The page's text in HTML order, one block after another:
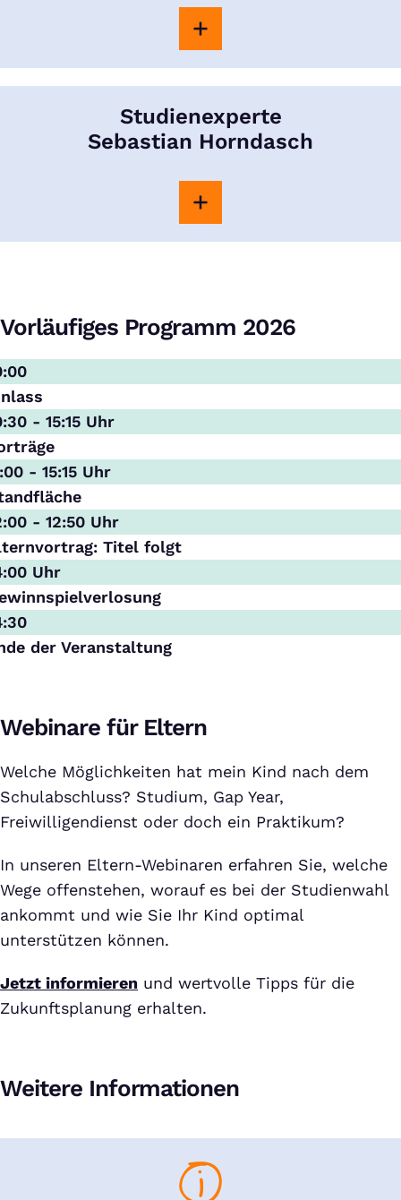
Studienexperte
Sebastian Horndasch
Vorläufiges Programm 2026
- 15:15 Uhr
- 15:15 Uhr
- 12:50 Uhr
Titel folgt
Uhr
der Veranstaltung
Webinare für Eltern
Welche Möglichkeiten hat mein Kind nach dem
Schulabschluss? Studium, Gap Year,
Freiwilligendienst oder doch ein Praktikum?
In unseren Eltern-Webinaren erfahren Sie, welche
Wege offenstehen, worauf es bei der Studienwahl
ankommt und wie Sie Ihr Kind optimal
unterstützen können.
Jetzt informieren und wertvolle Tipps für die
Zukunftsplanung erhalten.
Weitere Informationen